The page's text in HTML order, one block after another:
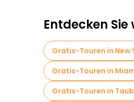
Entdecken Sie
Gratis-Touren in New
Gratis-Touren in
Gratis-Touren in